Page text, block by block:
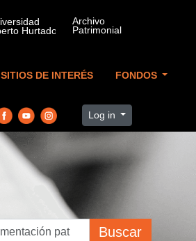
SITIOS DE INTERÉS FONDOS
Log in
Buscar